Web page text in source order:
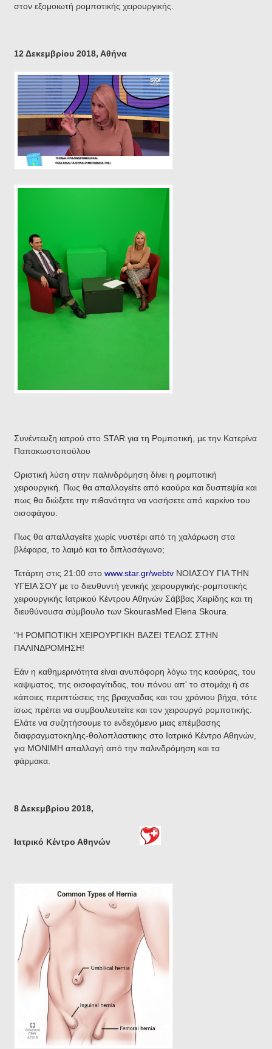
στον εξομοιωτή ρομποτικής χειρουργικής.
12 Δεκεμβρίου 2018, Αθήνα
Συνέντευξη ιατρού στο STAR για τη Ρομποτική, με την Κατερίνα
Παπακωστοπούλου
Οριστική λύση στην παλινδρόμηση δίνει η ρομποτική
χειρουργική. Πως θα απαλλαγείτε από καούρα και δυσπεψία και
πως θα διώξετε την πιθανότητα να νοσήσετε από καρκίνο του
οισοφάγου.
Πως θα απαλλαγείτε χωρίς νυστέρι από τη χαλάρωση στα
βλέφαρα, το λαιμό και το διπλοσάγωνο;
Τετάρτη στις 21:00 στοwww.star.gr/webtv ΝΟΙΑΣΟΥ ΓΙΑ ΤΗΝ
ΥΓΕΙΑ ΣΟΥ με το διευθυντή γενικής χειρουργικής-ρομποτικής
χειρουργικής Ιατρικού Κέντρου Αθηνών Σάββας Χειρίδης και τη
διευθύνουσα σύμβουλο των SkourasMed Elena Skoura.
"Η ΡΟΜΠΟΤΙΚΗ ΧΕΙΡΟΥΡΓΙΚΗ ΒΑΖΕΙ ΤΕΛΟΣ ΣΤΗΝ
ΠΑΛΙΝΔΡΟΜΗΣΗ!
Εάν η καθημερινότητα είναι ανυπόφορη λόγω της καούρας, του
καψιματος, της οισοφαγίτιδας, του πόνου απ' το στομάχι ή σε
κάποιες περιπτώσεις της βραχναδας και του χρόνιου βήχα, τότε
ίσως πρέπει να συμβουλευτείτε και τον χειρουργό ρομποτικής.
Ελάτε να συζητήσουμε το ενδεχόμενο μιας επέμβασης
διαφραγματοκηλης-θολοπλαστικης στο Ιατρικό Κέντρο Αθηνών,
για ΜΟΝΙΜΗ απαλλαγή από την παλινδρόμηση και τα
φάρμακα.
8 Δεκεμβρίου 2018,
Ιατρικό Κέντρο Αθηνών